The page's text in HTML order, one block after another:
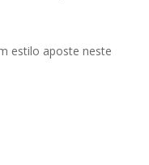
estilo aposte neste